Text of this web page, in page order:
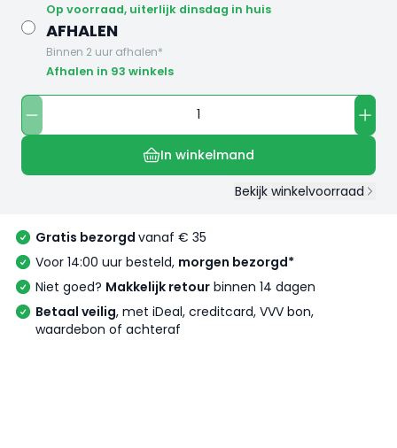
op voorraad, uiterlijk dinsdag in huis
AFHALEN
Binnen 2 uur afhalen*
Afhalen in 93 winkels
In winkelmand
Bekijk winkelvoorraad
Gratis bezorgd vanaf € 35
Voor 14:00 uur besteld, morgen bezorgd*
Niet goed? Makkelijk retour binnen 14 dagen
Betaal veilig, met iDeal, creditcard, VVV bon,
waardebon of achteraf